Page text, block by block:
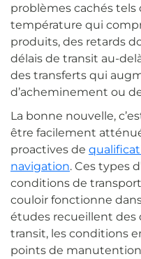
problèmes cachés tels
température qui
produits, des retards
délais de transit au-
des transferts qui
d’acheminement ou
La bonne nouvelle,
être facilement
proactives de
navigation. Ces types
conditions de transport
couloir fonctionne
études recueillent des
transit, les conditions
points de